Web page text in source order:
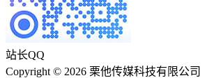
站长QQ
Copyright © 2026 栗他传媒科技有限公司